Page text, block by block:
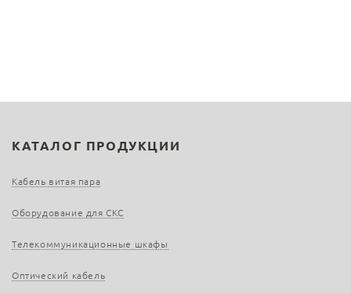
КАТАЛОГ ПРОДУКЦИИ
Кабель витая пара
Оборудование для СКС
Телекоммуникационные шкафы
Оптический кабель